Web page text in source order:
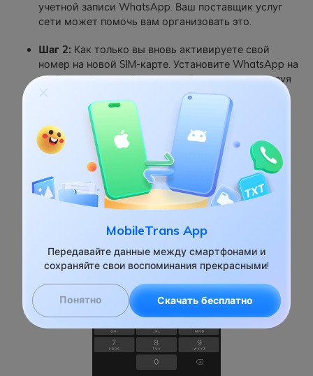
учетной записи WhatsApp. Ваш поставщик услуг
сети может помочь вам организовать это.
Шаг 2: Как только вы вновь активируете свой
номер на новой SIM-карте. Установите WhatsApp на
свой телефон и войдите в свой аккаунт, используя
номер.
MobileTrans App
Передавайте данные между смартфонами и
сохраняйте свои воспоминания прекрасными!
Понятно Скачать бесплатно